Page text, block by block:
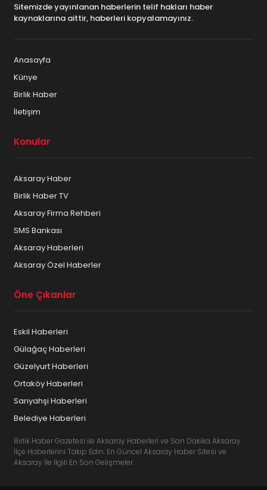
Sitemizde yayınlanan haberlerin telif hakları haber
kaynaklarına aittir, haberleri kopyalamayınız.
Anasayfa
Künye
Birlik Haber
İletişim
Konular
Aksaray Haber
Birlik Haber TV
Aksaray Firma Rehberi
SMS Bankası
Aksaray Haberleri
Aksaray Özel Haberler
Öne Çıkanlar
Eskil Haberleri
Gülağaç Haberleri
Güzelyurt Haberleri
Ortaköy Haberleri
Sarıyahşi Haberleri
Belediye Haberleri
Birlik Haber Gazetesi ile Aksaray Haberleri ve Son Dakika Aksaray
İlçe Haberlerini Takip Edin. En Güncel Aksaray Haber Sitesi ve
Aksaray İle İlgili En Son Gelişmeler.